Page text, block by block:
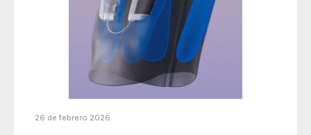
26 de febrero 2026